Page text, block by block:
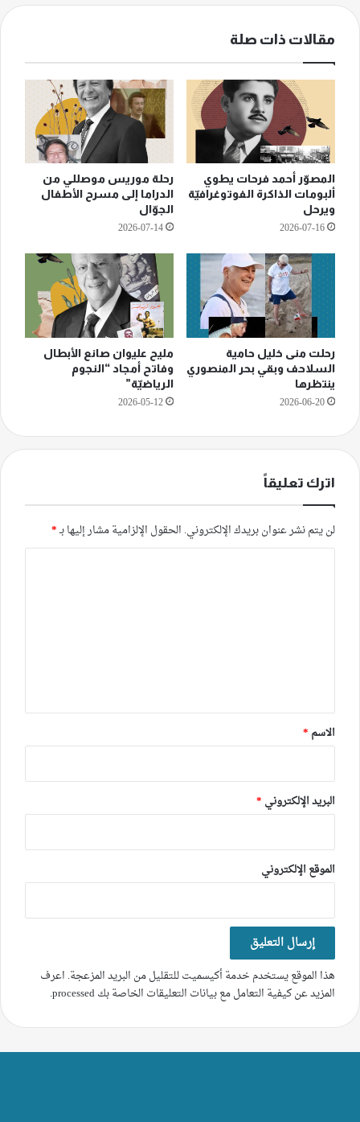
مقالات ذات صلة
المصوّر أحمد فرحات يطوي
ألبومات الذاكرة الفوتوغرافيّة
ويرحل
2026-07-16
رحلة موريس موصللي من
الدراما إلى مسرح الأطفال
الجوّال
2026-07-14
رحلت منى خليل حامية
السلاحف وبقي بحر المنصوري
ينتظرها
2026-06-20
مليح عليوان صانع الأبطال
وفاتح أمجاد “النجوم
الرياضيّة”
2026-05-12
اترك تعليقاً
لن يتم نشر عنوان بريدك الإلكتروني. الحقول الإلزامية مشار إليها بـ*
*
الاسم *
البريد الإلكتروني *
الموقع الإلكتروني
هذا الموقع يستخدم خدمة أكيسميت للتقليل من البريد المزعجة. اعرف
المزيد عن كيفية التعامل مع بيانات التعليقات الخاصة بك processed
.